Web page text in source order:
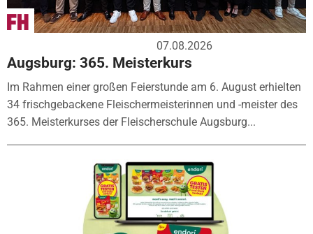
07.08.2026
Augsburg: 365. Meisterkurs
Im Rahmen einer großen Feierstunde am 6. August erhielten
34 frischgebackene Fleischermeisterinnen und -meister des
365. Meisterkurses der Fleischerschule Augsburg...